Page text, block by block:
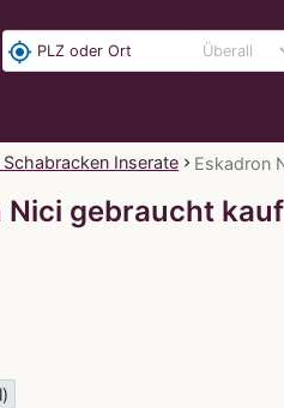
my_location
Inserate Eskadron
Nici gebraucht